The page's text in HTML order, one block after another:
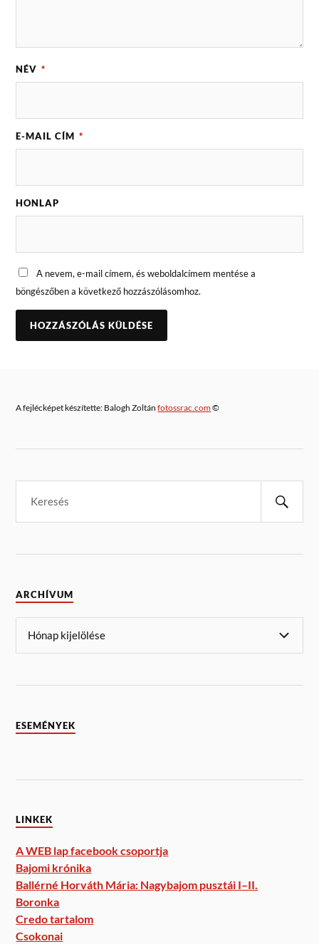
NÉV *
E-MAIL CÍM *
HONLAP
A nevem, e-mail címem, és weboldalcímem mentése a
böngészőben a következő hozzászólásomhoz.
A fejlécképet készítette: Balogh Zoltánfotossrac.com©
ARCHÍVUM
ESEMÉNYEK
LINKEK
A WEB lap facebook csoportja
Bajomi krónika
Ballérné Horváth Mária: Nagybajom pusztái I–II.
Boronka
Credo tartalom
Csokonai